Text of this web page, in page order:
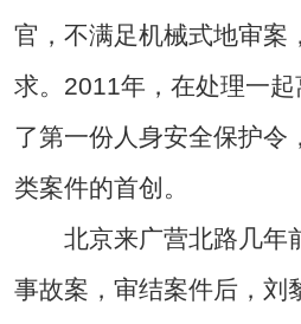
官，不满足机械式地审案
求。2011年，在处理一
了第一份人身安全保护令
类案件的首创。
北京来广营北路几年
事故案，审结案件后，刘